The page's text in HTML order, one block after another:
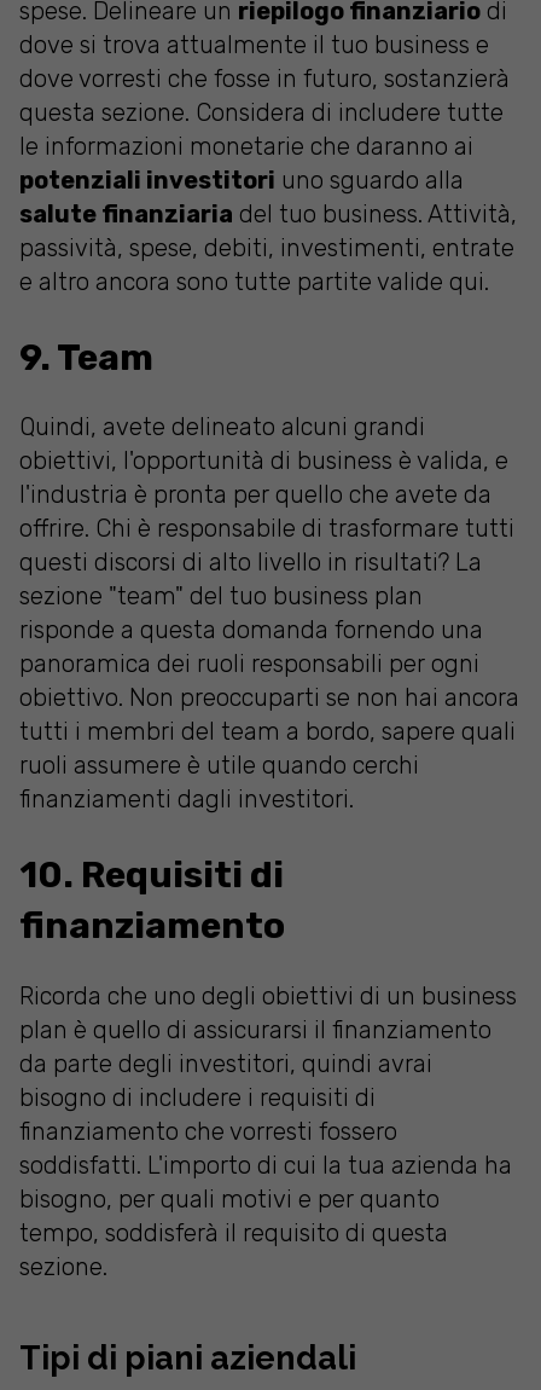
spese. Delineare un riepilogo finanziario di
dove si trova attualmente il tuo business e
dove vorresti che fosse in futuro, sostanzierà
questa sezione. Considera di includere tutte
le informazioni monetarie che daranno ai
potenziali investitori uno sguardo alla
salute finanziaria del tuo business. Attività,
passività, spese, debiti, investimenti, entrate
e altro ancora sono tutte partite valide qui.
9. Team
Quindi, avete delineato alcuni grandi
obiettivi, l'opportunità di business è valida, e
l'industria è pronta per quello che avete da
offrire. Chi è responsabile di trasformare tutti
questi discorsi di alto livello in risultati? La
sezione "team" del tuo business plan
risponde a questa domanda fornendo una
panoramica dei ruoli responsabili per ogni
obiettivo. Non preoccuparti se non hai ancora
tutti i membri del team a bordo, sapere quali
ruoli assumere è utile quando cerchi
finanziamenti dagli investitori.
10. Requisiti di
finanziamento
Ricorda che uno degli obiettivi di un business
plan è quello di assicurarsi il finanziamento
da parte degli investitori, quindi avrai
bisogno di includere i requisiti di
finanziamento che vorresti fossero
soddisfatti. L'importo di cui la tua azienda ha
bisogno, per quali motivi e per quanto
tempo, soddisferà il requisito di questa
sezione.
Tipi di piani aziendali